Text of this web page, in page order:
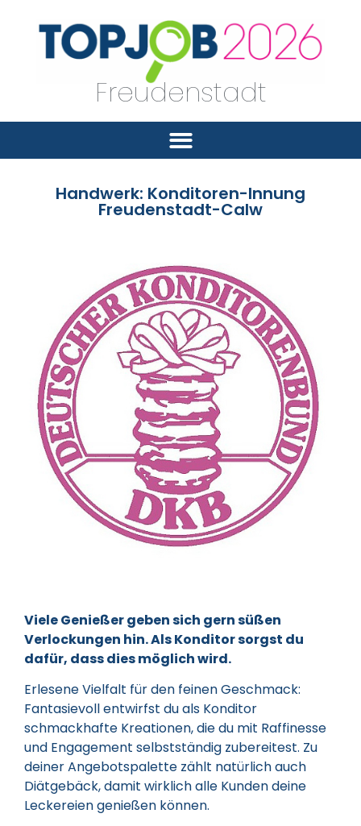
Freudenstadt
Handwerk: Konditoren-Innung
Freudenstadt-Calw
Viele Genießer geben sich gern süßen
Verlockungen hin. Als Konditor sorgst du
dafür, dass dies möglich wird.
Erlesene Vielfalt für den feinen Geschmack:
Fantasievoll entwirfst du als Konditor
schmackhafte Kreationen, die du mit Raffinesse
und Engagement selbstständig zubereitest. Zu
deiner Angebotspalette zählt natürlich auch
Diätgebäck, damit wirklich alle Kunden deine
Leckereien genießen können.